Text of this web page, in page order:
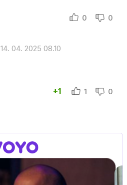
0 0
14. 04. 2025 08.10
+1 1 0